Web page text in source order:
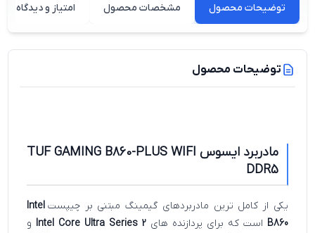
توضیحات محصول مشخصات محصول امتیاز و دیدگاه
توضیحات محصول
مادربرد ایسوس TUF GAMING B860-PLUS WIFI
DDR5
یکی از کامل ترین مادربردهای گیمینگ مبتنی بر چیپست Intel
B860 است که برای پردازنده های Intel Core Ultra Series 2 و